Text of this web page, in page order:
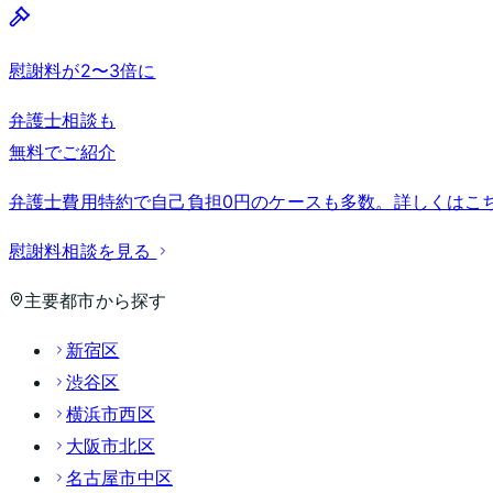
慰謝料が2〜3倍に
弁護士相談も
無料でご紹介
弁護士費用特約で自己負担0円のケースも多数。詳しくはこ
慰謝料相談を見る
主要都市から探す
新宿区
渋谷区
横浜市西区
大阪市北区
名古屋市中区